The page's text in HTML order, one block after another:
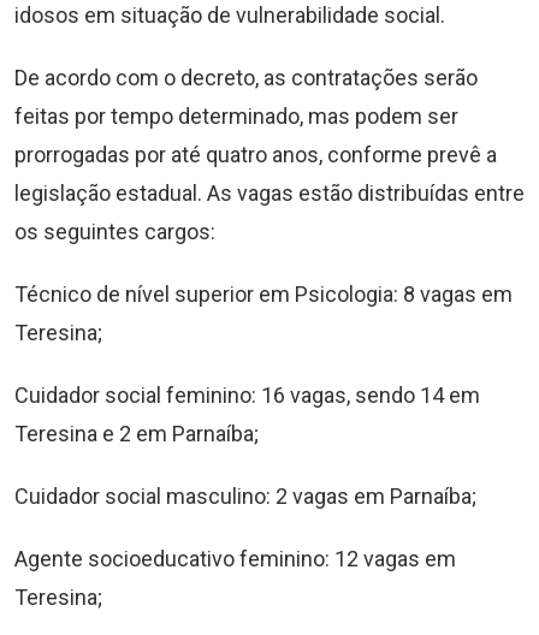
idosos em situação de vulnerabilidade social.
De acordo com o decreto, as contratações serão
feitas por tempo determinado, mas podem ser
prorrogadas por até quatro anos, conforme prevê a
legislação estadual. As vagas estão distribuídas entre
os seguintes cargos:
Técnico de nível superior em Psicologia: 8 vagas em
Teresina;
Cuidador social feminino: 16 vagas, sendo 14 em
Teresina e 2 em Parnaíba;
Cuidador social masculino: 2 vagas em Parnaíba;
Agente socioeducativo feminino: 12 vagas em
Teresina;